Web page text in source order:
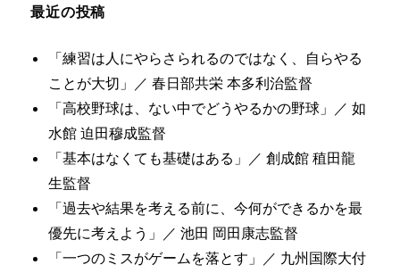
最近の投稿
「練習は人にやらさられるのではなく、自らやる
ことが大切」／ 春日部共栄 本多利治監督
「高校野球は、ない中でどうやるかの野球」／ 如
水館 迫田穆成監督
「基本はなくても基礎はある」／ 創成館 稙田龍
生監督
「過去や結果を考える前に、今何ができるかを最
優先に考えよう」／ 池田 岡田康志監督
「一つのミスがゲームを落とす」／ 九州国際大付